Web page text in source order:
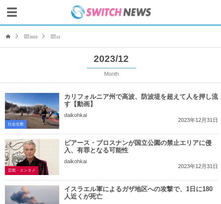
2023 12
2023/12
Month
社会全般
カリフォルニア州で高波、防波堤を超えて人を押し流
す【動画】
daikohkai
2023年12月31日
芸能・エンタメ
ピアース・ブロスナンが国立公園の禁止エリアに侵
入、有罪となる可能性
daikohkai
2023年12月31日
イスラエル軍によるガザ地区への攻撃で、1日に180
人近くが死亡